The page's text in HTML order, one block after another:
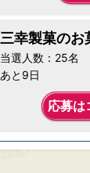
三幸製菓のお
当選人数：25名
あと9日
応募は